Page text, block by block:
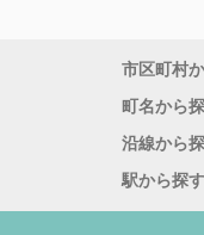
市区町村
町名から
沿線から
駅から探す